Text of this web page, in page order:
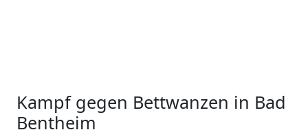
Kampf gegen Bettwanzen in Bad
Bentheim